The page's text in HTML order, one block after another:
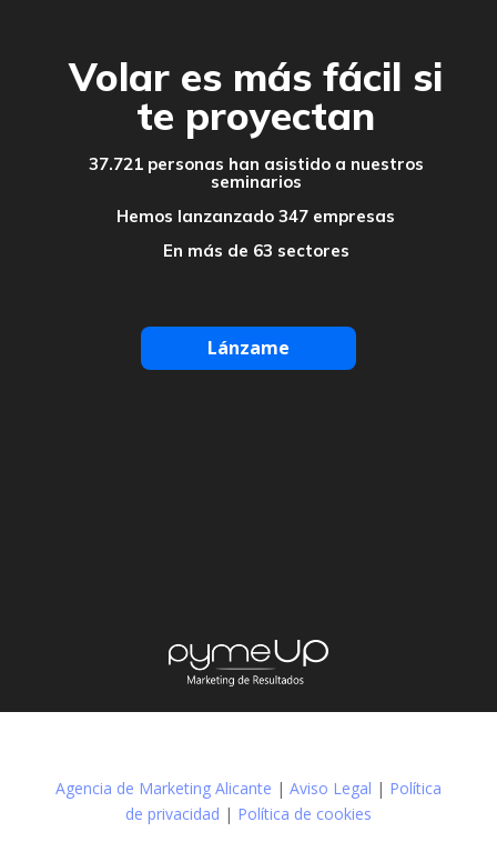
Volar es más fácil si
te proyectan
37.721 personas han asistido a nuestros
seminarios
Hemos lanzanzado 347 empresas
En más de 63 sectores
Lánzame
Agencia de Marketing Alicante | Aviso Legal | Política
de privacidad | Política de cookies